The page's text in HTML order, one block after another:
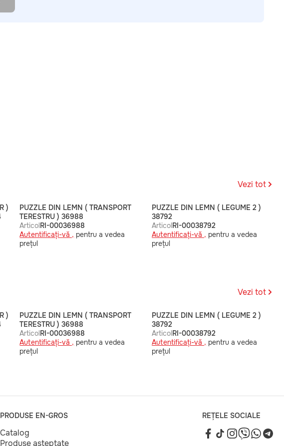
Vezi tot
)
PUZZLE DIN LEMN ( TRANSPORT
TERESTRU ) 36988
ArticolRI-00036988
Autentificați-vă , pentru a vedea
prețul
PUZZLE DIN LEMN ( LEGUME 2 )
38792
ArticolRI-00038792
Autentificați-vă , pentru a vedea
prețul
Vezi tot
)
PUZZLE DIN LEMN ( TRANSPORT
TERESTRU ) 36988
ArticolRI-00036988
Autentificați-vă , pentru a vedea
prețul
PUZZLE DIN LEMN ( LEGUME 2 )
38792
ArticolRI-00038792
Autentificați-vă , pentru a vedea
prețul
PRODUSE EN-GROS
Catalog
Produse așteptate
REȚELE SOCIALE